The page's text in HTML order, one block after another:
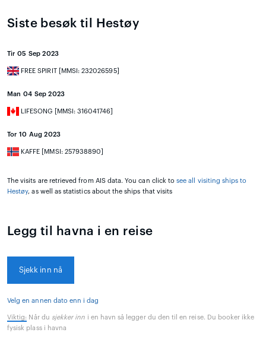
Siste besøk til Hestøy
Tir 05 Sep 2023
FREE SPIRIT [MMSI: 232026595]
Man 04 Sep 2023
LIFESONG [MMSI: 316041746]
Tor 10 Aug 2023
KAFFE [MMSI: 257938890]
The visits are retrieved from AIS data. You can click tosee all visiting ships to
Hestøy, as well as statistics about the ships that visits
Legg til havna i en reise
Sjekk inn nå
Velg en annen dato enn i dag
Viktig: Når du sjekker inn i en havn så legger du den til en reise. Du booker ikke
fysisk plass i havna